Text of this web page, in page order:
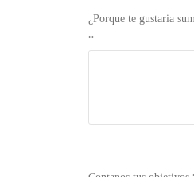
¿Porque te gustaria
*